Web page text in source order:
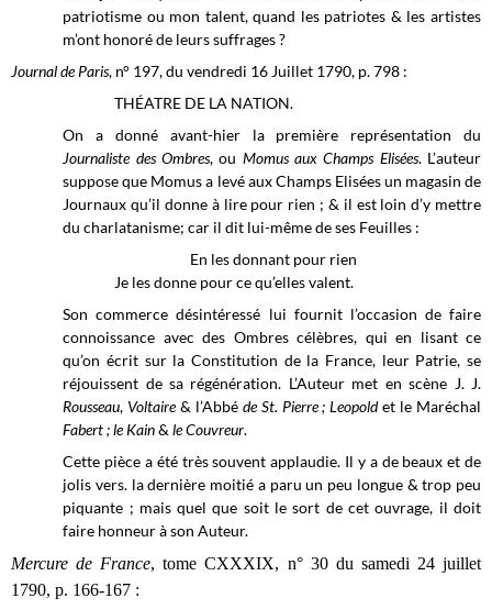
patriotisme ou mon talent, quand les patriotes & les artistes
m’ont honoré de leurs suffrages ?
Journal de Paris, n° 197, du vendredi 16 Juillet 1790, p. 798 :
THÉATRE DE LA NATION.
On a donné avant-hier la première représentation du
Journaliste des Ombres, ou Momus aux Champs Elisées. L’auteur
suppose que Momus a levé aux Champs Elisées un magasin de
Journaux qu’il donne à lire pour rien ; & il est loin d’y mettre
du charlatanisme; car il dit lui-même de ses Feuilles :
En les donnant pour rien
Je les donne pour ce qu’elles valent.
Son commerce désintéressé lui fournit l’occasion de faire
connoissance avec des Ombres célèbres, qui en lisant ce
qu’on écrit sur la Constitution de la France, leur Patrie, se
réjouissent de sa régénération. L’Auteur met en scène J. J.
Rousseau, Voltaire& l’Abbé de St. Pierre ; Leopoldet le Maréchal
Fabert ; le Kain&le Couvreur.
Cette pièce a été très souvent applaudie. Il y a de beaux et de
jolis vers. la dernière moitié a paru un peu longue & trop peu
piquante ; mais quel que soit le sort de cet ouvrage, il doit
faire honneur à son Auteur.
Mercure de France, tome CXXXIX, n° 30 du samedi 24 juillet
1790, p. 166-167 :